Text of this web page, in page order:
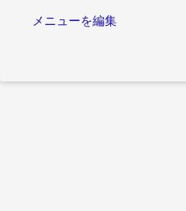
メニューを編集